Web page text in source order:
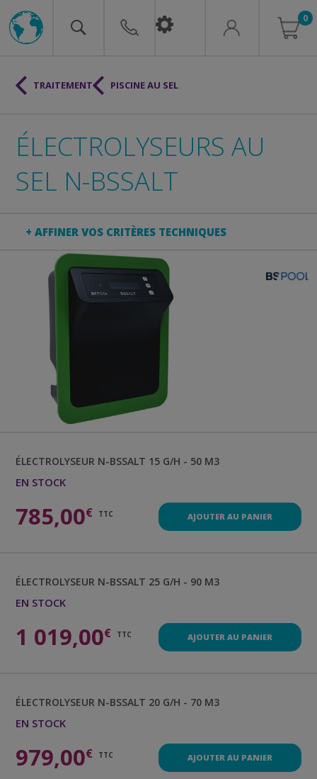
0
ÉLECTROLYSEURS AU
SEL N-BSSALT
+ AFFINER VOS CRITÈRES TECHNIQUES
ÉLECTROLYSEUR N-BSSALT 15 G/H - 50 M3
EN STOCK
785,00€ TTC AJOUTER AU PANIER
ÉLECTROLYSEUR N-BSSALT 25 G/H - 90 M3
EN STOCK
1 019,00€ TTC AJOUTER AU PANIER
ÉLECTROLYSEUR N-BSSALT 20 G/H - 70 M3
EN STOCK
979,00€ TTC AJOUTER AU PANIER
TRAITEMENT PISCINE AU SEL